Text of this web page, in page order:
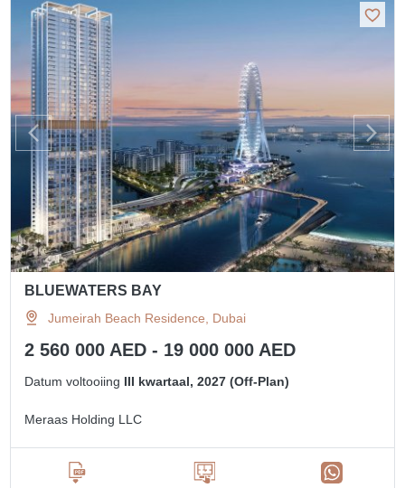
BLUEWATERS BAY
Jumeirah Beach Residence, Dubai
2 560 000 AED - 19 000 000 AED
Datum voltooiing III kwartaal, 2027 (Off-Plan)
Meraas Holding LLC